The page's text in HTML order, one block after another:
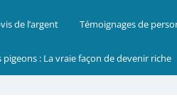
de l’argent Témoignages de
pigeons : La vraie façon de devenir riche